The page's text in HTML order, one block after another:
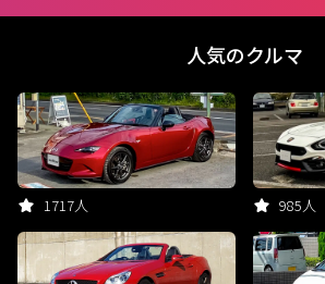
人気のクルマ
1717人 985人